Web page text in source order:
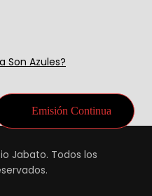
Son Azules?
Jabato. Todos los
Emisión Continua